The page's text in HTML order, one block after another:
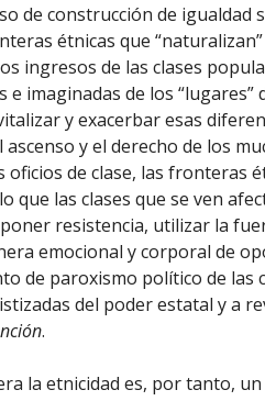
de construcción de
étnicas que
ingresos de las clases
imaginadas de los “lugares”
y exacerbar esas
y el derecho de los
oficios de clase, las fronteras
que las clases que se ven
resistencia, utilizar la
emocional y corporal de
de paroxismo político de las
del poder estatal y a
.
la etnicidad es, por tanto,